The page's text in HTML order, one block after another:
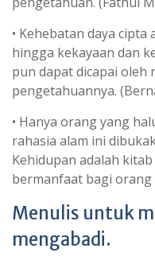
• Kehebatan daya
hingga kekayaan dan
pun dapat dicapai oleh
pengetahuannya.
• Hanya orang yang
rahasia alam ini
Kehidupan adalah
bermanfaat bagi orang
Menulis untuk
mengabadi.